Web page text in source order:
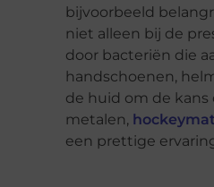
bijvoorbeeld
niet alleen bij de
door bacteriën die
handschoenen,
de huid om de
metalen,
een prettige